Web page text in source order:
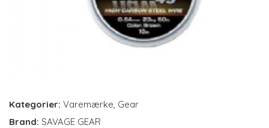
Kategorier: Varemærke Gear
Brand: SAVAGE GEAR